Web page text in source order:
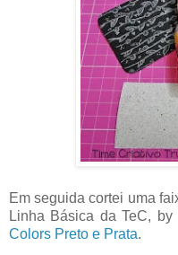
Em seguida cortei uma
Linha Básica da TeC,
Colors Preto e Prata.